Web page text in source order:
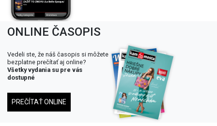
ONLINE ČASOPIS
Vedeli ste, že náš časopis si môžete
bezplatne prečítať aj online?
Všetky vydania su pre vás
dostupné
PREČÍTAŤ ONLINE